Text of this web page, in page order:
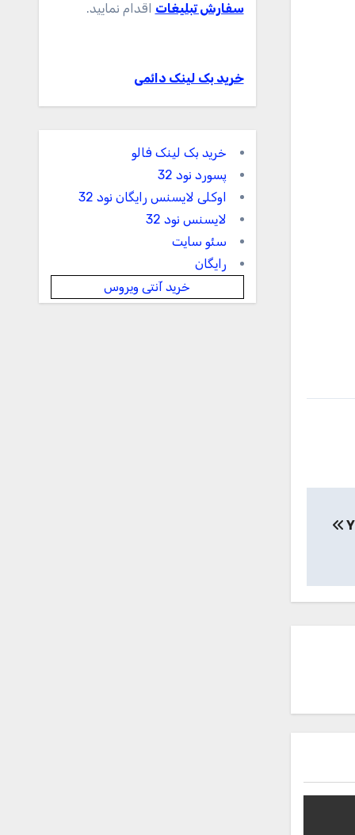
سفارش تبلیغات اقدام نمایید.
خرید بک لینک دائمی
خرید بک لینک فالو
پسورد نود 32
اوکلی لایسنس رایگان نود 32
لایسنس نود 32
سئو سایت
رایگان
خرید آنتی ویروس